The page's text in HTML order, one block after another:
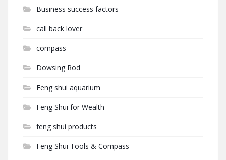
Business success factors
call back lover
compass
Dowsing Rod
Feng shui aquarium
Feng Shui for Wealth
feng shui products
Feng Shui Tools & Compass